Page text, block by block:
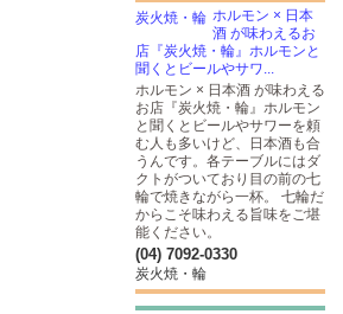
ホルモン × 日本
酒 が味わえるお
店『炭火焼・輪』ホルモンと
聞くとビールやサワ...
ホルモン × 日本酒 が味わえる
お店『炭火焼・輪』ホルモン
と聞くとビールやサワーを頼
む人も多いけど、日本酒も合
うんです。各テーブルにはダ
クトがついており目の前の七
輪で焼きながら一杯。 七輪だ
からこそ味わえる旨味をご堪
能ください。
(04) 7092-0330
炭火焼・輪